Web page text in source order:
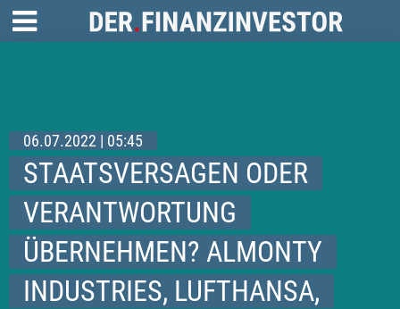
06.07.2022 | 05:45
STAATSVERSAGEN ODER
VERANTWORTUNG
ÜBERNEHMEN? ALMONTY
INDUSTRIES, LUFTHANSA,